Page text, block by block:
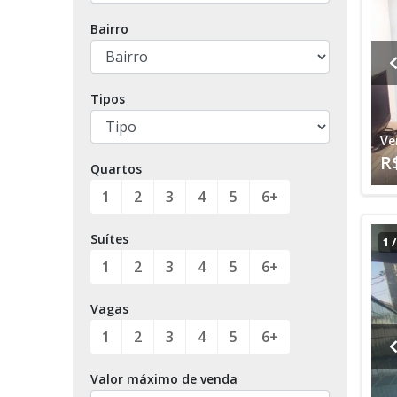
Bairro
Tipos
Quartos
1 2 3 4 5 6+
Suítes
1 2 3 4 5 6+
Vagas
1 2 3 4 5 6+
Valor máximo de venda
1 /